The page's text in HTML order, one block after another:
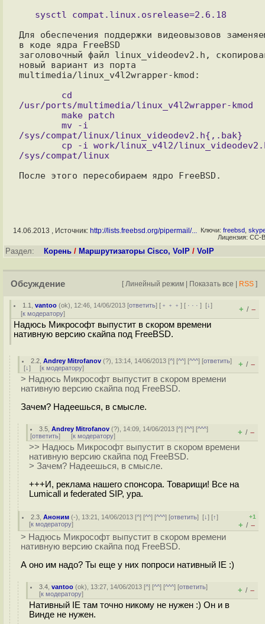
Для обеспечения поддержки видеовызовов
в коде ядра FreeBSD
заголовочный файл linux_videodev2.h,
новый вариант из порта
multimedia/linux_v4l2wrapper-kmod:
/usr/ports/multimedia/linux_v4l2wrapper-kmod
/sys/compat/linux/linux_videodev2.h{,.bak}
14.06.2013 , Источник: http://lists.freebsd.org/pipermail/... Ключи: freebsd
Лицензия: CC-
Раздел: Корень / Маршрутизаторы Cisco, VoIP / VoIP
Обсуждение [ Линейный режим | Показать все | RSS ]
1.1 ,vantoo (ok), 12:46, 14/06/2013 [ответить] [ ﹢﹢﹢] [ · · ·][↓]
[к модератору] + / –
Надюсь Микрософт выпустит в скором времени
нативную версию скайпа под FreeBSD.
2.2 ,Andrey Mitrofanov (?), 13:14, 14/06/2013 [^] [^^] [^^^] [ответить]
[↓] [к модератору] + / –
> Надюсь Микрософт выпустит в скором времени
нативную версию скайпа под FreeBSD.
Зачем? Надеешься, в смысле.
3.5 ,Andrey Mitrofanov (?), 14:09, 14/06/2013 [^] [^^] [^^^]
[ответить] [к модератору] + / –
>> Надюсь Микрософт выпустит в скором времени
нативную версию скайпа под FreeBSD.
> Зачем? Надеешься, в смысле.
+++И, реклама нашего спонсора. Товарищи! Все на
Lumicall и federated SIP, ура.
2.3 ,Аноним (-), 13:21, 14/06/2013 [^] [^^] [^^^] [ответить][↓] [↑]
[к модератору]
+1
+ / –
> Надюсь Микрософт выпустит в скором времени
нативную версию скайпа под FreeBSD.
А оно им надо? Ты еще у них попроси нативный IE :)
3.4 ,vantoo (ok), 13:27, 14/06/2013 [^] [^^] [^^^] [ответить]
[к модератору] + / –
Нативный IE там точно никому не нужен :) Он и в
Винде не нужен.